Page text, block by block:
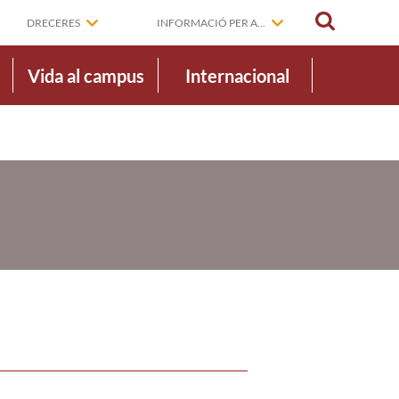
DRECERES INFORMACIÓ PER A...
Vida al campus Internacional